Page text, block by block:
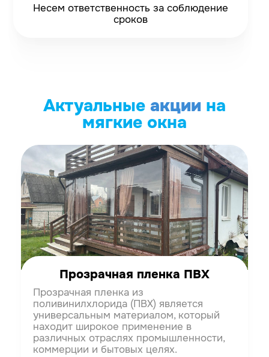
Несем ответственность за соблюдение
сроков
Актуальные акции на
мягкие окна
Прозрачная пленка ПВХ
Прозрачная пленка из
поливинилхлорида (ПВХ) является
универсальным материалом, который
находит широкое применение в
различных отраслях промышленности,
коммерции и бытовых целях.